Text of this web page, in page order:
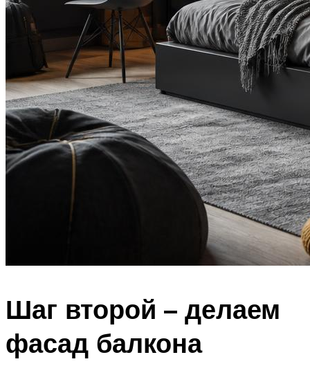
Шаг второй – делаем
фасад балкона